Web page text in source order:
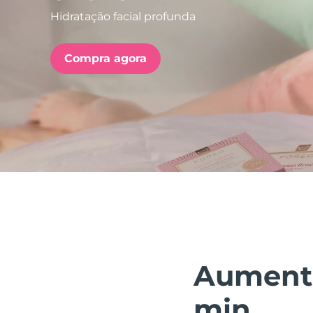
Hidratação facial profunda
Compra agora
issa™ Teeth Whitening Set
FAQ™ Dual LED Panel
POPULAR